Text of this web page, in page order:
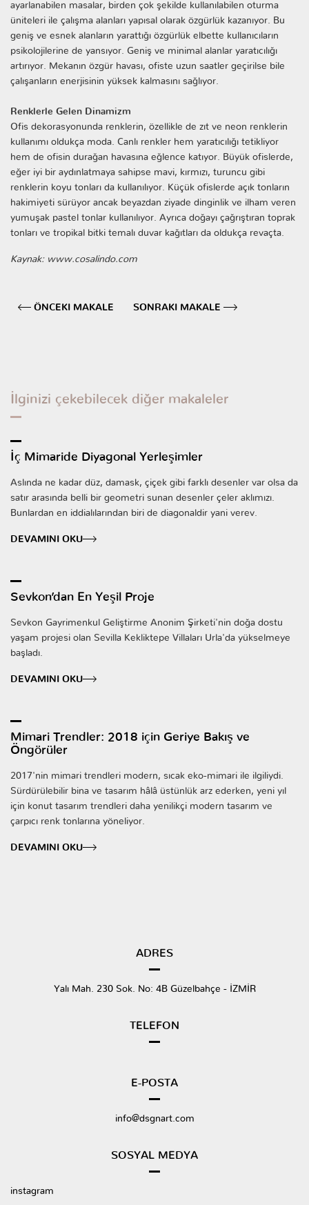
ayarlanabilen masalar, birden çok şekilde kullanılabilen oturma
üniteleri ile çalışma alanları yapısal olarak özgürlük kazanıyor. Bu
geniş ve esnek alanların yarattığı özgürlük elbette kullanıcıların
psikolojilerine de yansıyor. Geniş ve minimal alanlar yaratıcılığı
artırıyor. Mekanın özgür havası, ofiste uzun saatler geçirilse bile
çalışanların enerjisinin yüksek kalmasını sağlıyor.
Renklerle Gelen Dinamizm
Ofis dekorasyonunda renklerin, özellikle de zıt ve neon renklerin
kullanımı oldukça moda. Canlı renkler hem yaratıcılığı tetikliyor
hem de ofisin durağan havasına eğlence katıyor. Büyük ofislerde,
eğer iyi bir aydınlatmaya sahipse mavi, kırmızı, turuncu gibi
renklerin koyu tonları da kullanılıyor. Küçük ofislerde açık tonların
hakimiyeti sürüyor ancak beyazdan ziyade dinginlik ve ilham veren
yumuşak pastel tonlar kullanılıyor. Ayrıca doğayı çağrıştıran toprak
tonları ve tropikal bitki temalı duvar kağıtları da oldukça revaçta.
Kaynak: www.cosalindo.com
ÖNCEKI MAKALE SONRAKI MAKALE
İlginizi çekebilecek diğer makaleler
İç Mimaride Diyagonal Yerleşimler
Aslında ne kadar düz, damask, çiçek gibi farklı desenler var olsa da
satır arasında belli bir geometri sunan desenler çeler aklımızı.
Bunlardan en iddialılarından biri de diagonaldir yani verev.
DEVAMINI OKU
Sevkon’dan En Yeşil Proje
Sevkon Gayrimenkul Geliştirme Anonim Şirketi'nin doğa dostu
yaşam projesi olan Sevilla Kekliktepe Villaları Urla'da yükselmeye
başladı.
DEVAMINI OKU
Mimari Trendler: 2018 için Geriye Bakış ve
Öngörüler
2017'nin mimari trendleri modern, sıcak eko-mimari ile ilgiliydi.
Sürdürülebilir bina ve tasarım hâlâ üstünlük arz ederken, yeni yıl
için konut tasarım trendleri daha yenilikçi modern tasarım ve
çarpıcı renk tonlarına yöneliyor.
DEVAMINI OKU
ADRES
Yalı Mah. 230 Sok. No: 4B Güzelbahçe - İZMİR
TELEFON
E-POSTA
info@dsgnart.com
SOSYAL MEDYA
instagram